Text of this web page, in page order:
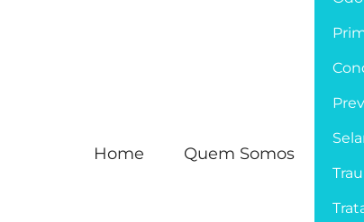
Home Quem Somos